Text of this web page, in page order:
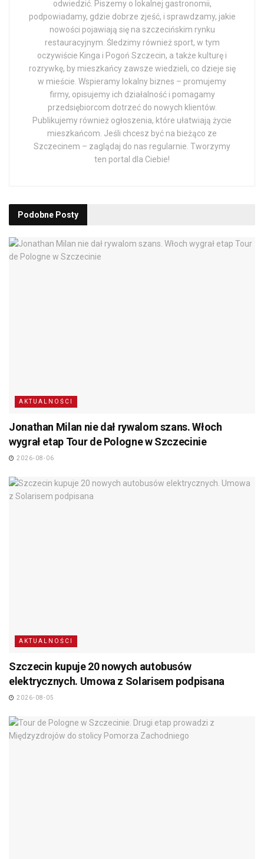
odwiedzić. Piszemy o lokalnej gastronomii,
podpowiadamy, gdzie dobrze zjeść, i sprawdzamy, jakie
nowości pojawiają się na szczecińskim rynku
restauracyjnym. Śledzimy również sport, w tym
oczywiście Kinga i Pogoń Szczecin, a także kulturę i
rozrywkę, by mieszkańcy zawsze wiedzieli, co dzieje się
w mieście. Wspieramy lokalny biznes – promujemy
firmy, opisujemy ich działalność i pomagamy
przedsiębiorcom dotrzeć do nowych klientów.
Publikujemy również ogłoszenia, które ułatwiają życie
mieszkańcom. Jeśli chcesz być na bieżąco ze
Szczecinem – zaglądaj do nas regularnie. Tworzymy
ten portal dla Ciebie!
Podobne Posty
AKTUALNOŚCI
Jonathan Milan nie dał rywalom szans. Włoch
wygrał etap Tour de Pologne w Szczecinie
2026-08-06
AKTUALNOŚCI
Szczecin kupuje 20 nowych autobusów
elektrycznych. Umowa z Solarisem podpisana
2026-08-05